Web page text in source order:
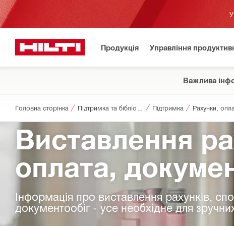
Продукція Управління
Важлива
Головна сторінка Підтримка Рахунки,
Виставлення
оплата,
Інформація про виставлення рахунків,
документообіг - усе необхідне для